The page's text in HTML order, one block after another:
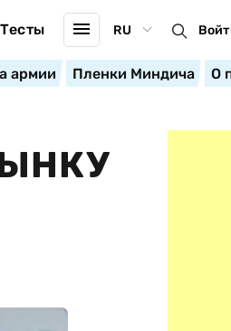
Тесты RU
армии Пленки Миндича О